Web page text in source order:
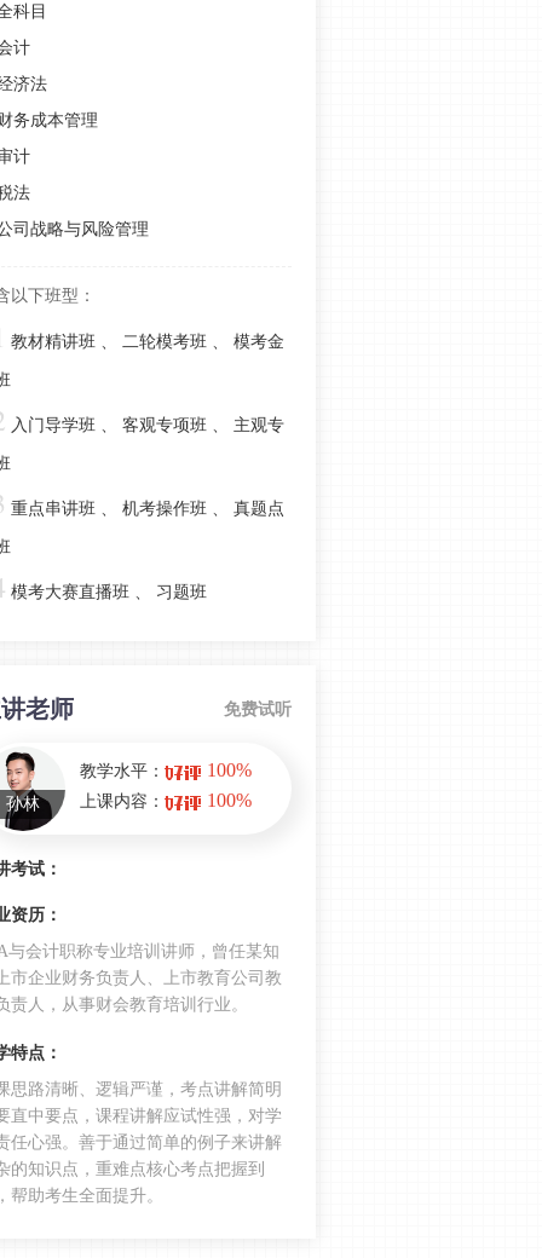
抢先备考！2023年注会经济法备考入
门考点：法律概论
跟学笔记！2023年注会经济法四阶备
考计划助力通关！
抢先学！2023年注册会计师《经济
法》预习阶段学习计划
2022年注会延考地区《经济法》第二
2022年注会《经济法》延考第一批次
考情分析
2022年注会《经济法》延期考试必考
考情分析
建议收藏！2022年注会《经济法》第
一批考情分析
2022年注会经济法考前冲刺篇：票据
注会经济法考前冲刺篇：证券法律制
度
合同法律制度的易错考点汇总，2022
年注会经济法必背考点
按份共有VS共同共有，2022年注会经
础考点
民事法律行为及其效力，2022年注会
考试基础知识
2021年注会经济法年度考情分析 2022
年的考生不容错过！
科目
计
济法
务成本管理
计
法
司战略与风险管理
以下班型：
教材精讲班 、 二轮模考班 、 模考金
入门导学班 、 客观专项班 、 主观专
重点串讲班 、 机考操作班 、 真题点
模考大赛直播班 、 习题班
老师 免费试听
孙林
教学水平： 100%
上课内容： 100%
考试：
资历：
与会计职称专业培训讲师，曾任某知
市企业财务负责人、上市教育公司教
责人，从事财会教育培训行业。
特点：
思路清晰、逻辑严谨，考点讲解简明
直中要点，课程讲解应试性强，对学
任心强。善于通过简单的例子来讲解
的知识点，重难点核心考点把握到
帮助考生全面提升。